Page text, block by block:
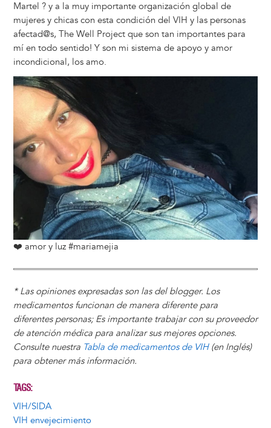
Martel ? y a la muy importante organización global de
mujeres y chicas con esta condición del VIH y las personas
afectad@s, The Well Project que son tan importantes para
mí en todo sentido! Y son mi sistema de apoyo y amor
incondicional, los amo.
Image
❤️ amor y luz #mariamejia
* Las opiniones expresadas son las del blogger. Los
medicamentos funcionan de manera diferente para
diferentes personas; Es importante trabajar con su proveedor
de atención médica para analizar sus mejores opciones.
Consulte nuestra Tabla de medicamentos de VIH(en Inglés)
para obtener más información.
TAGS
VIH/SIDA
VIH envejecimiento